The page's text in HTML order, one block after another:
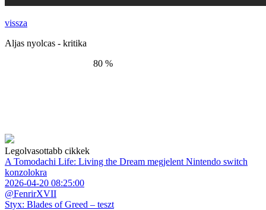
vissza
Aljas nyolcas - kritika
80 %
Legolvasottabb cikkek
A Tomodachi Life: Living the Dream megjelent Nintendo switch
konzolokra
2026-04-20 08:25:00
@FenrirXVII
Styx: Blades of Greed – teszt